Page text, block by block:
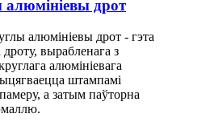
дрот
алюмініевы дрот - гэта
вырабленага з
алюмініевага
штампамі
а затым паўторна